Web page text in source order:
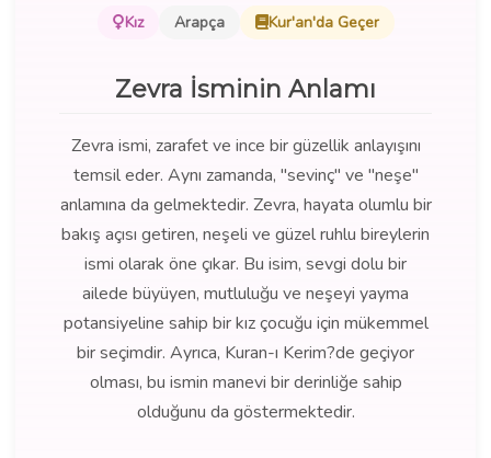
Kız Arapça Kur'an'da Geçer
Zevra İsminin Anlamı
Zevra ismi, zarafet ve ince bir güzellik anlayışını
temsil eder. Aynı zamanda, "sevinç" ve "neşe"
anlamına da gelmektedir. Zevra, hayata olumlu bir
bakış açısı getiren, neşeli ve güzel ruhlu bireylerin
ismi olarak öne çıkar. Bu isim, sevgi dolu bir
ailede büyüyen, mutluluğu ve neşeyi yayma
potansiyeline sahip bir kız çocuğu için mükemmel
bir seçimdir. Ayrıca, Kuran-ı Kerim?de geçiyor
olması, bu ismin manevi bir derinliğe sahip
olduğunu da göstermektedir.